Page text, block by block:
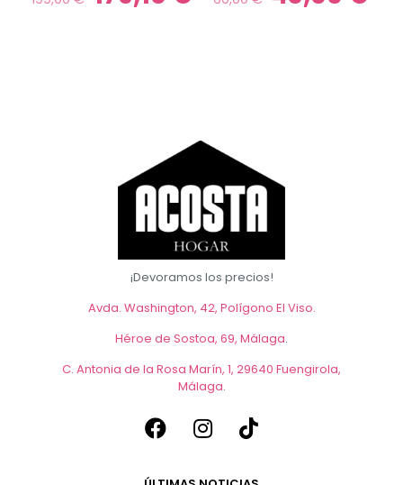
precio precio precio
¡Devoramos los precios!
Avda. Washington, 42, Polígono El Viso.
Héroe de Sostoa, 69, Málaga.
C. Antonia de la Rosa Marín, 1, 29640 Fuengirola,
Málaga.